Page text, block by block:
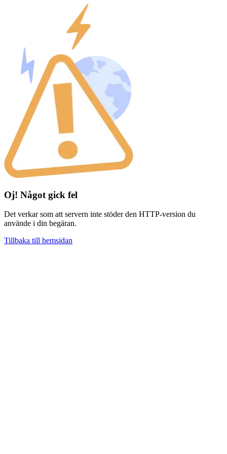
Oj! Något gick fel
Det verkar som att servern inte stöder den HTTP-version du
använde i din begäran.
Tillbaka till hemsidan